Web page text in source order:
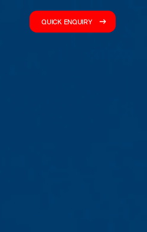
QUICK ENQUIRY